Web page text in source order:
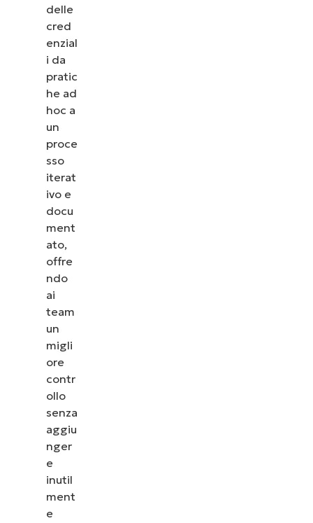
delle
cred
enzial
i da
pratic
he ad
hoc a
un
proce
sso
iterat
ivo e
docu
ment
ato,
offre
ndo
ai
team
un
migli
ore
contr
ollo
senza
aggiu
nger
e
inutil
ment
e
Guarda NinjaOne in
Dai un’occhiata alle nostre demo on-demand per